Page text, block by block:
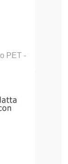
PET -